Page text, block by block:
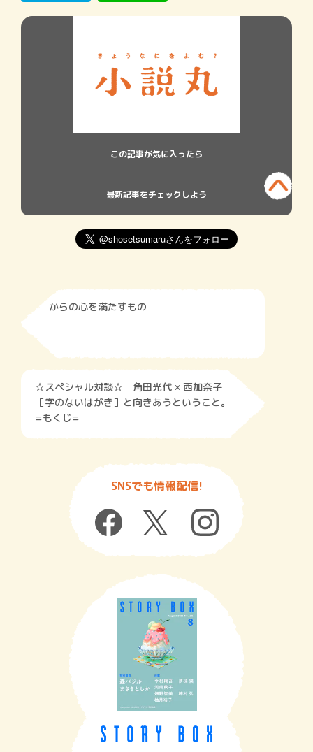
この記事が気に入ったら
最新記事をチェックしよう
からの心を満たすもの
☆スペシャル対談☆ 角田光代 × 西加奈子
［字のないはがき］と向きあうということ。
=もくじ=
SNSでも情報配信!